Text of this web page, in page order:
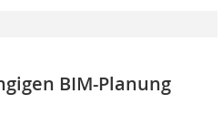
BIM-Planung